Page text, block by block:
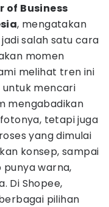
of Business
, mengatakan
salah satu cara
momen
melihat tren ini
untuk mencari
mengabadikan
tetapi juga
yang dimulai
konsep, sampai
warna,
Di Shopee,
pilihan